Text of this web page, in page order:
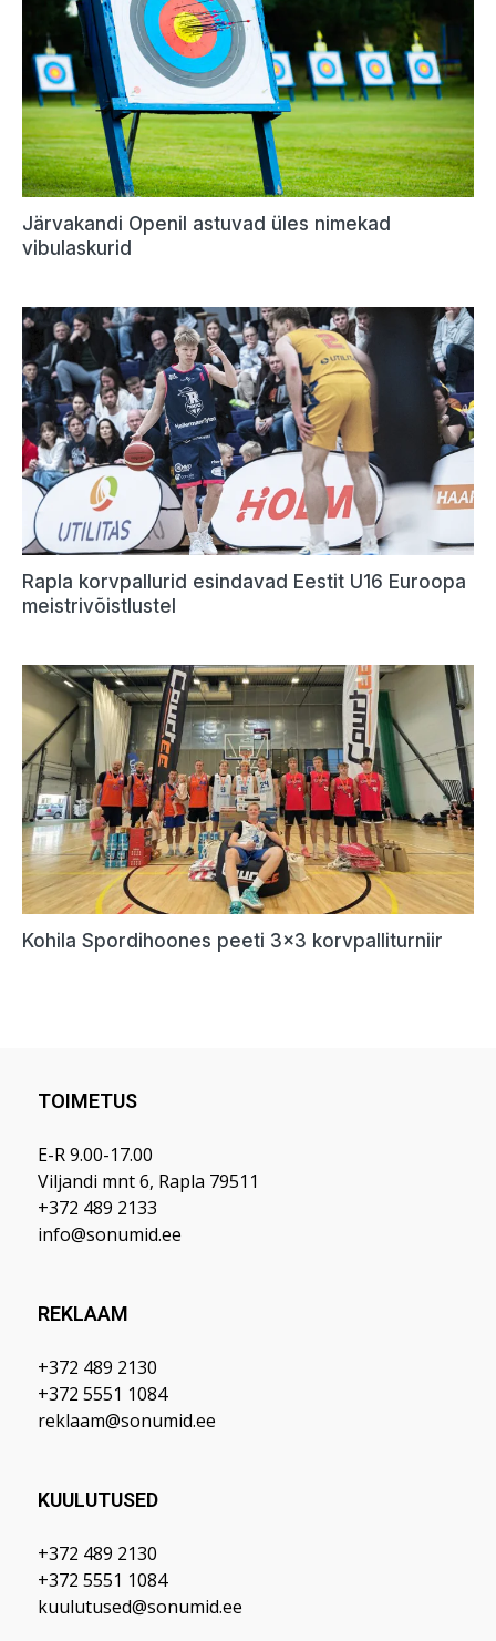
TOIMETUS
E-R 9.00-17.00
Viljandi mnt 6, Rapla 79511
+372 489 2133
info@sonumid.ee
REKLAAM
+372 489 2130
+372 5551 1084
reklaam@sonumid.ee
KUULUTUSED
+372 489 2130
+372 5551 1084
kuulutused@sonumid.ee